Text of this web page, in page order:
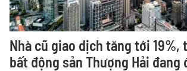
Nhà cũ giao dịch tăng tới 19%,
bất động sản Thượng Hải đang